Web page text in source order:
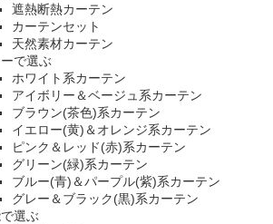
遮熱断熱カーテン
カーテンセット
天然素材カーテン
で選ぶ
ホワイト系カーテン
アイボリー＆ベージュ系カーテン
ブラウン(茶色)系カーテン
イエロー(黄)＆オレンジ系カーテン
ピンク＆レッド(赤)系カーテン
グリーン(緑)系カーテン
ブルー(青)＆パープル(紫)系カーテン
グレー＆ブラック(黒)系カーテン
選ぶ